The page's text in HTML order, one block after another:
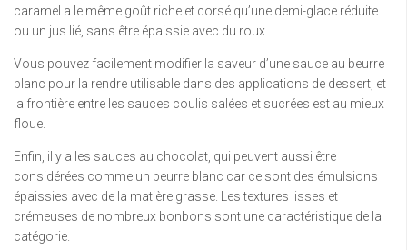
caramel a le même goût riche et corsé qu’une demi-glace réduite
ou un jus lié, sans être épaissie avec du roux.
Vous pouvez facilement modifier la saveur d’une sauce au beurre
blanc pour la rendre utilisable dans des applications de dessert, et
la frontière entre les sauces coulis salées et sucrées est au mieux
floue.
Enfin, il y a les sauces au chocolat, qui peuvent aussi être
considérées comme un beurre blanc car ce sont des émulsions
épaissies avec de la matière grasse. Les textures lisses et
crémeuses de nombreux bonbons sont une caractéristique de la
catégorie.